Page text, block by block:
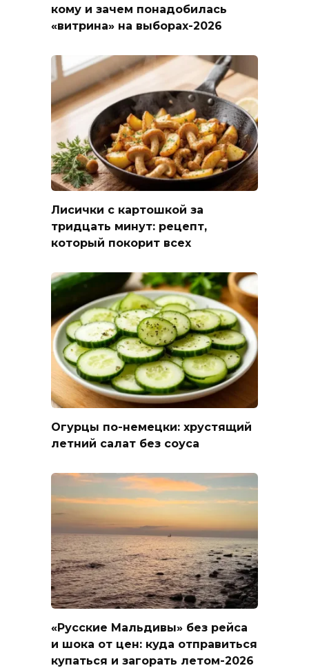
кому и зачем понадобилась
«витрина» на выборах-2026
Лисички с картошкой за
тридцать минут: рецепт,
который покорит всех
Огурцы по-немецки: хрустящий
летний салат без соуса
«Русские Мальдивы» без рейса
и шока от цен: куда отправиться
купаться и загорать летом-2026